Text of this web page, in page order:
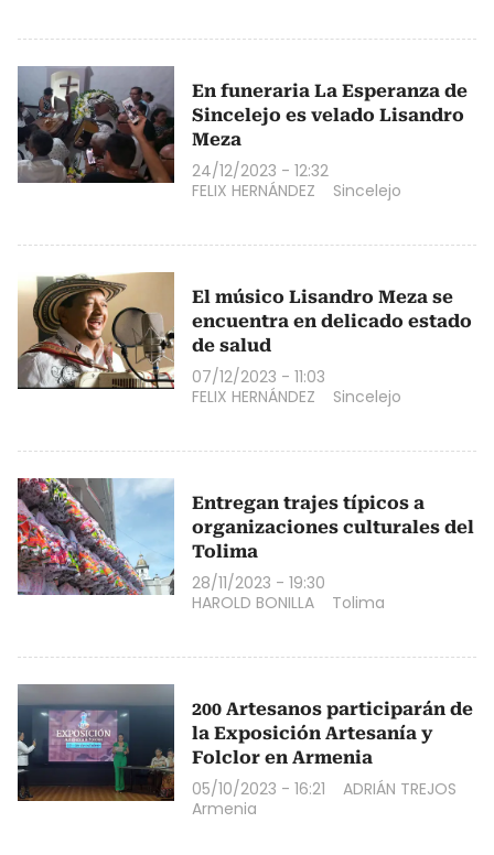
En funeraria La Esperanza de
Sincelejo es velado Lisandro
Meza
24/12/2023 - 12:32
FELIX HERNÁNDEZ
Sincelejo
El músico Lisandro Meza se
encuentra en delicado estado
de salud
07/12/2023 - 11:03
FELIX HERNÁNDEZ
Sincelejo
Entregan trajes típicos a
organizaciones culturales del
Tolima
28/11/2023 - 19:30
HAROLD BONILLA
Tolima
200 Artesanos participarán de
la Exposición Artesanía y
Folclor en Armenia
05/10/2023 - 16:21
ADRIÁN TREJOS
Armenia